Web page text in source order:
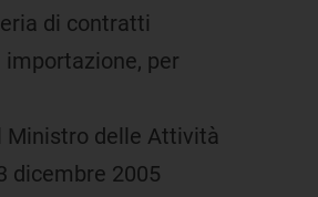
di contratti
per
Ministro delle Attività
dicembre 2005